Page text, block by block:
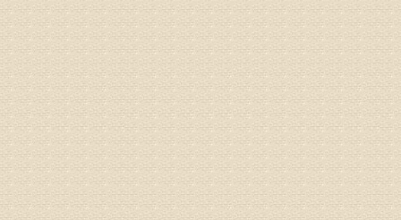
专家回
姓名：
病情描
专家回
液，同
姓名：